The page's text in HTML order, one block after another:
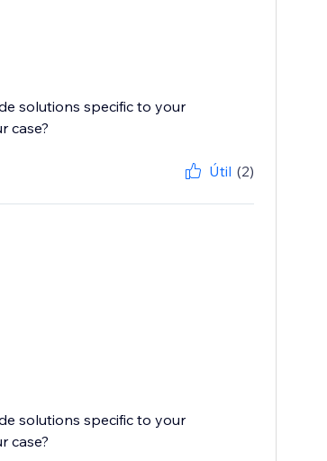
solutions specific to your
Útil (2)
solutions specific to your
case?